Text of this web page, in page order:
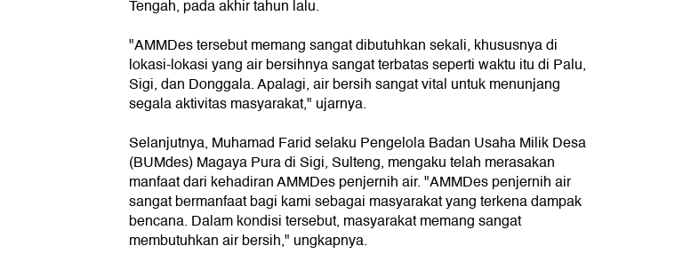
Tengah, pada akhir tahun lalu.
"AMMDes tersebut memang sangat dibutuhkan sekali, khususnya di
lokasi-lokasi yang air bersihnya sangat terbatas seperti waktu itu di Palu,
Sigi, dan Donggala. Apalagi, air bersih sangat vital untuk menunjang
segala aktivitas masyarakat," ujarnya.
Selanjutnya, Muhamad Farid selaku Pengelola Badan Usaha Milik Desa
(BUMdes) Magaya Pura di Sigi, Sulteng, mengaku telah merasakan
manfaat dari kehadiran AMMDes penjernih air. "AMMDes penjernih air
sangat bermanfaat bagi kami sebagai masyarakat yang terkena dampak
bencana. Dalam kondisi tersebut, masyarakat memang sangat
membutuhkan air bersih," ungkapnya.